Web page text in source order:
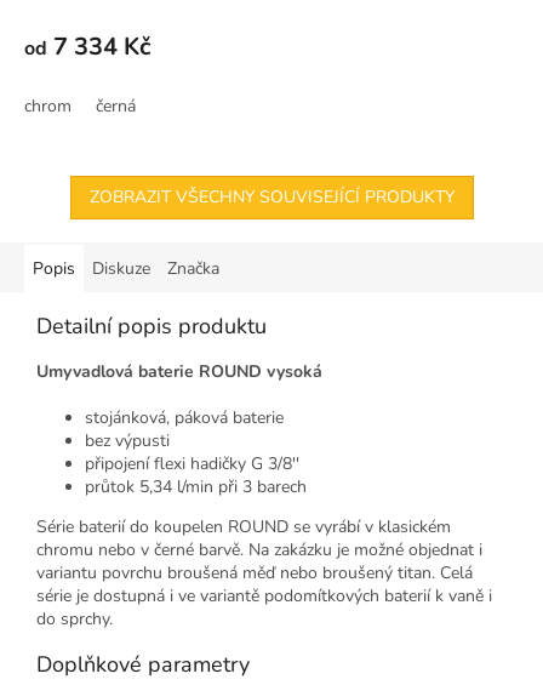
od 7 334 Kč
chrom černá
ZOBRAZIT VŠECHNY SOUVISEJÍCÍ PRODUKTY
Popis Diskuze Značka
Detailní popis produktu
Umyvadlová baterie ROUND vysoká
stojánková, páková baterie
bez výpusti
připojení flexi hadičky G 3/8''
průtok 5,34 l/min při 3 barech
Série baterií do koupelen ROUND se vyrábí v klasickém
chromu nebo v černé barvě. Na zakázku je možné objednat i
variantu povrchu broušená měď nebo broušený titan. Celá
série je dostupná i ve variantě podomítkových baterií k vaně i
do sprchy.
Doplňkové parametry